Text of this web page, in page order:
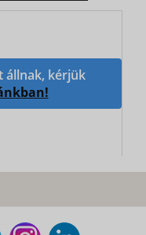
állnak, kérjük